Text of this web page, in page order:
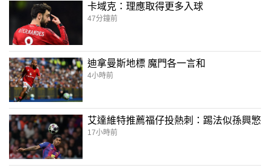
卡域克：理應取得更多入球
47分鐘前
迪拿曼斯地標 魔門各一言和
4小時前
艾達維特推薦福仔投熱刺：踢法似孫興慜
17小時前